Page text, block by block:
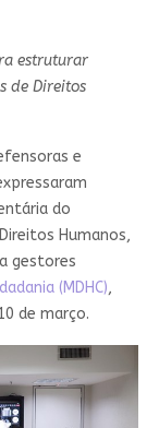
estruturar
de Direitos
e
do
Humanos,
gestores
(MDHC),
de março.